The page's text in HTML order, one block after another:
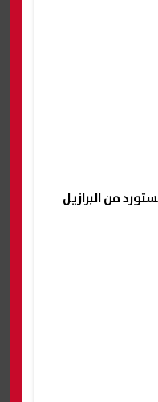
من البرازيل